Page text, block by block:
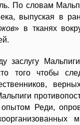
По словам
выпуская в
» в тканях
заслугу
того чтобы
Реди,